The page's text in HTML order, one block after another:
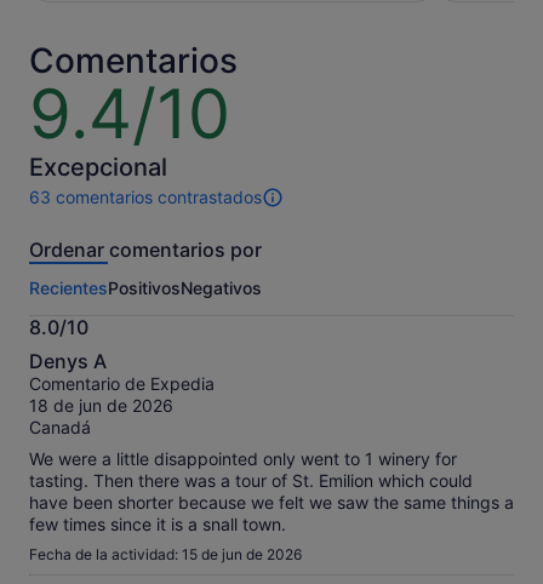
por
adulto
Comentarios
9.4/10
9.4
sobre
10
Excepcional
63 comentarios contrastados
63 comentarios
esta
Más
información
sobre
nuestros
comentarios
contrastados.
Ordenar comentarios por
RecientesPositivosNegativos
8.0/10
8.0
sobre
10
Denys A
Comentario de Expedia
18 de jun de 2026
Canadá
We were a little disappointed only went to 1 winery for
tasting. Then there was a tour of St. Emilion which could
have been shorter because we felt we saw the same things a
few times since it is a snall town.
Fecha de la actividad: 15 de jun de 2026